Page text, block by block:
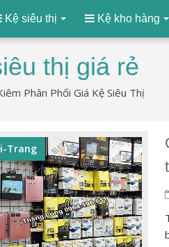
Kệ siêu thị Kệ kho hàng
thị giá rẻ
Phân Phối Giá Kệ Siêu Thị
Trang